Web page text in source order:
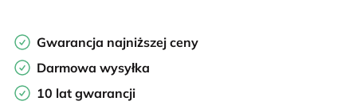
Gwarancja najniższej ceny
Darmowa wysyłka
10 lat gwarancji